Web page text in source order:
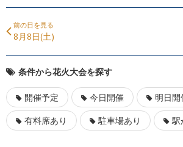
前の日を見る
8月8日(土)
条件から花火大会を探す
開催予定 今日開催 明日開
有料席あり
駐車場あり 駅